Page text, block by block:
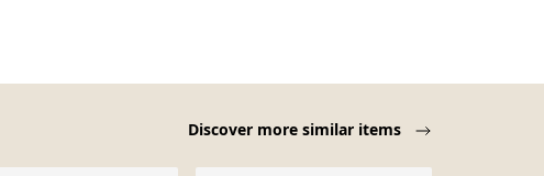
Discover more similar items